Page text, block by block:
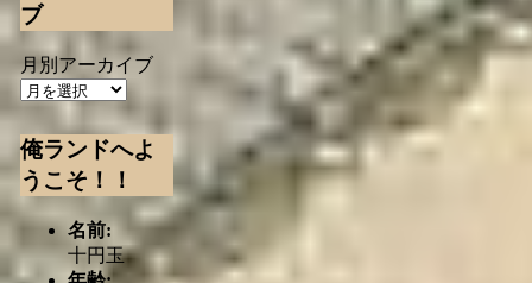
ブ
月別アーカイブ
俺ランドへよ
うこそ！！
名前:
十円玉